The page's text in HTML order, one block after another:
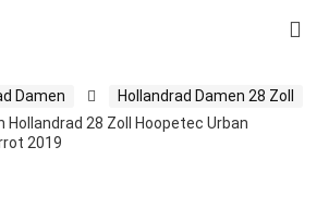
Damen
Hollandrad Damen 28 Zoll
Hollandrad 28 Zoll Hoopetec Urban
2019